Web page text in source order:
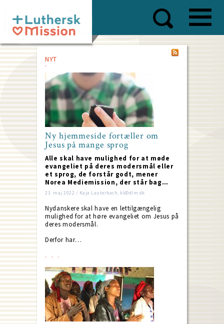
main
content
NYT
Ny hjemmeside fortæller om
Jesus på mange sprog
Alle skal have mulighed for at møde
evangeliet på deres modersmål eller
et sprog, de forstår godt, mener
Norea Mediemission, der står bag…
23. maj 2022 / Kaja Lauterbach, kl@dlm.dk
Nydanskere skal have en lettilgængelig
mulighed for at høre evangeliet om Jesus på
deres modersmål.
Derfor har…